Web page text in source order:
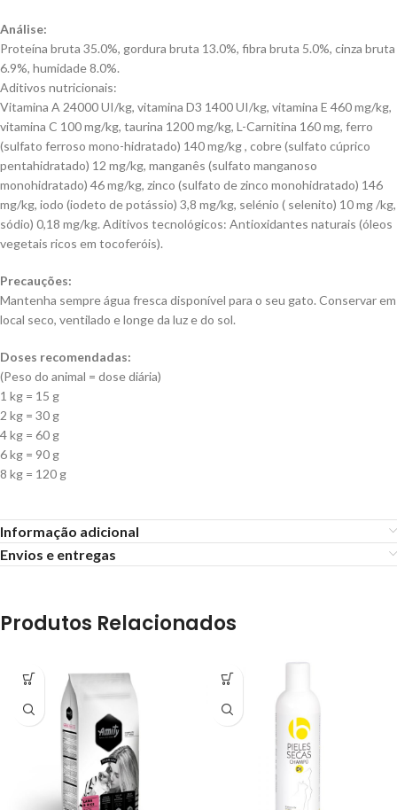
Análise:
Proteína bruta 35.0%, gordura bruta 13.0%, fibra bruta 5.0%, cinza bruta
6.9%, humidade 8.0%.
Aditivos nutricionais:
Vitamina A 24000 UI/kg, vitamina D3 1400 UI/kg, vitamina E 460 mg/kg,
vitamina C 100 mg/kg, taurina 1200 mg/kg, L-Carnitina 160 mg, ferro
(sulfato ferroso mono-hidratado) 140 mg/kg , cobre (sulfato cúprico
pentahidratado) 12 mg/kg, manganês (sulfato manganoso
monohidratado) 46 mg/kg, zinco (sulfato de zinco monohidratado) 146
mg/kg, iodo (iodeto de potássio) 3,8 mg/kg, selénio ( selenito) 10 mg /kg,
sódio) 0,18 mg/kg. Aditivos tecnológicos: Antioxidantes naturais (óleos
vegetais ricos em tocoferóis).
Precauções:
Mantenha sempre água fresca disponível para o seu gato. Conservar em
local seco, ventilado e longe da luz e do sol.
Doses recomendadas:
(Peso do animal = dose diária)
1 kg = 15 g
2 kg = 30 g
4 kg = 60 g
6 kg = 90 g
8 kg = 120 g
Informação adicional
Envios e entregas
Produtos Relacionados